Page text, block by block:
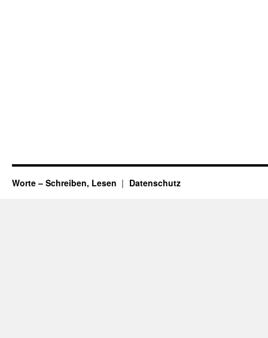
Worte – Schreiben, Lesen Datenschutz